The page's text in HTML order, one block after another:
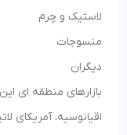
لاستیک و چرم
منسوجات
دیگران
بازارهای منطقه ای
اقیانوسیه، آمریکای